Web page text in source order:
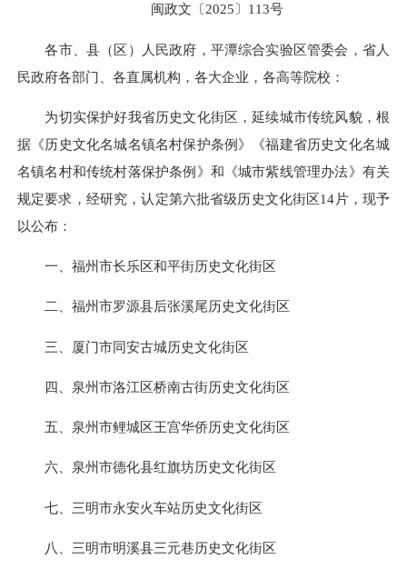
闽政文〔2025〕113号
各市、县（区）人民政府，平潭综合实验区管委会，省人
民政府各部门、各直属机构，各大企业，各高等院校：
为切实保护好我省历史文化街区，延续城市传统风貌，根
据《历史文化名城名镇名村保护条例》《福建省历史文化名城
名镇名村和传统村落保护条例》和《城市紫线管理办法》有关
规定要求，经研究，认定第六批省级历史文化街区14片，现予
以公布：
一、福州市长乐区和平街历史文化街区
二、福州市罗源县后张溪尾历史文化街区
三、厦门市同安古城历史文化街区
四、泉州市洛江区桥南古街历史文化街区
五、泉州市鲤城区王宫华侨历史文化街区
六、泉州市德化县红旗坊历史文化街区
七、三明市永安火车站历史文化街区
八、三明市明溪县三元巷历史文化街区